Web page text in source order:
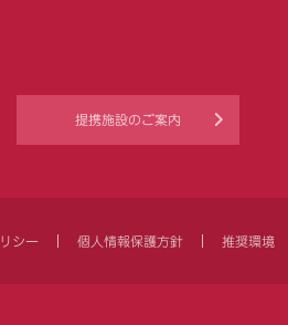
提携施設のご案内
シー 個人情報保護方針 推奨環境